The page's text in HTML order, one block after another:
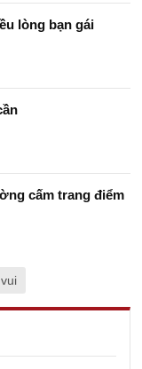
lòng bạn gái
cấm trang điểm